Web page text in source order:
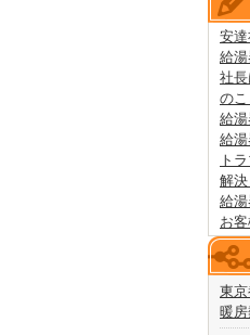
安
給
社
の
給
給
ト
解決
給
お
東
暖